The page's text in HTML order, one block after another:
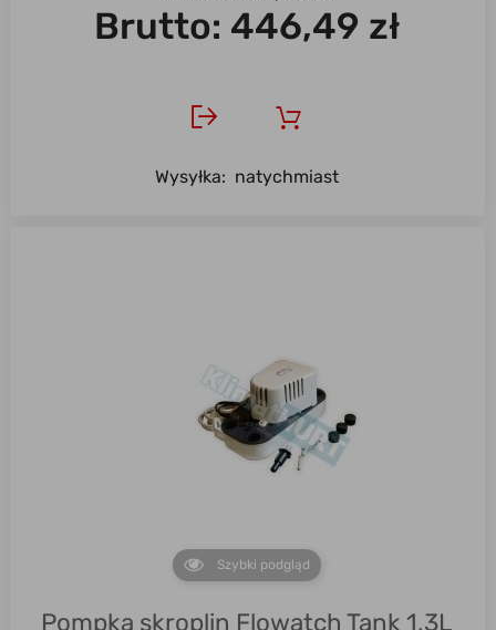
Brutto: 446,49 zł
Wysyłka: natychmiast
Szybki podgląd
Pompka skroplin Flowatch Tank 1,3L